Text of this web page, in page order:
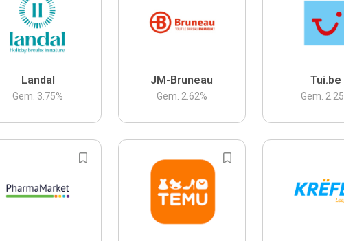
Landal
Gem. 3.75%
JM-Bruneau
Gem. 2.62%
Tui.be
Gem. 2.25